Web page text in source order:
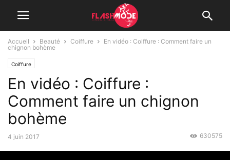
Accueil Beauté Coiffure
En vidéo : Coiffure : Comment faire un
chignon bohème
Coiffure
En vidéo : Coiffure :
Comment faire un chignon
bohème
4 juin 2017 630575